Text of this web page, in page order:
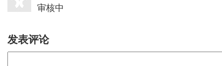
审核中
发表评论